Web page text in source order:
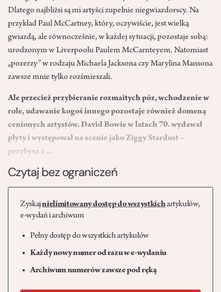
Dlatego najbliżsi są mi artyści zupełnie niegwiazdorscy. Na
przykład Paul McCartney, który, oczywiście, jest wielką
gwiazdą, ale równocześnie, w każdej sytuacji, pozostaje sobą:
urodzonym w Liverpoolu Paulem McCarnteyem. Natomiast
„pozerzy” w rodzaju Michaela Jacksona czy Marylina Mansona
zawsze mnie tylko rozśmieszali.
Ale przecież przybieranie rozmaitych póz, wchodzenie w
role, udawanie kogoś innego pozostaje również domeną
cenionych artystów. David Bowie w latach 70. wydawał
płyty i występował na scenie jako Ziggy Stardust –
przybysz z…
Czytaj bez ograniczeń
Zyskajnielimitowany dostęp do wszystkichartykułów,
e-wydań i archiwum
Pełny dostęp do wszystkich artykułów
Każdy nowy numer od razu w e-wydaniu
Archiwum numerów zawsze pod ręką